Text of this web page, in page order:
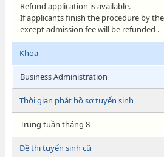
Refund application is available.
If applicants finish the procedure by
except admission fee will be refunded .
Khoa
Business Administration
Thời gian phát hồ sơ tuyển sinh
Trung tuần tháng 8
Đề thi tuyển sinh cũ